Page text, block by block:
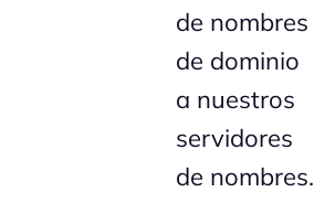
de nombres
de dominio
a nuestros
servidores
de nombres.